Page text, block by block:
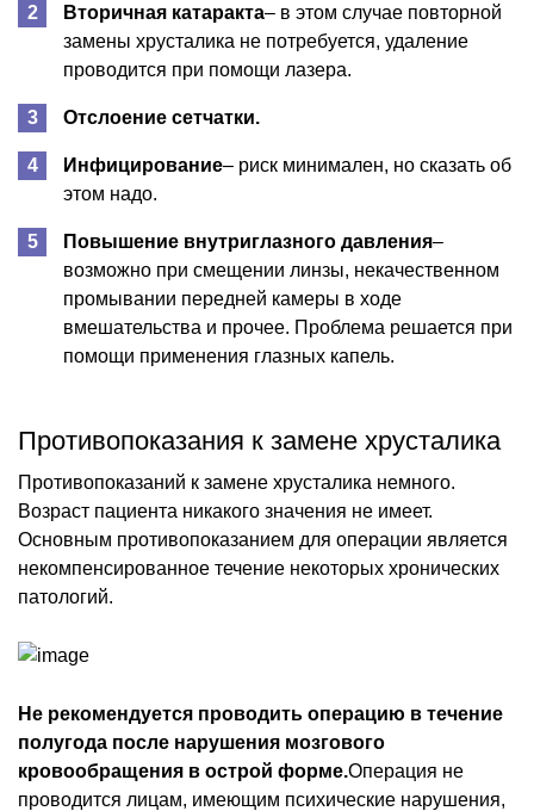
Вторичная катаракта– в этом случае повторной
замены хрусталика не потребуется, удаление
проводится при помощи лазера.
Отслоение сетчатки.
Инфицирование– риск минимален, но сказать об
этом надо.
Повышение внутриглазного давления–
возможно при смещении линзы, некачественном
промывании передней камеры в ходе
вмешательства и прочее. Проблема решается при
помощи применения глазных капель.
Противопоказания к замене хрусталика
Противопоказаний к замене хрусталика немного.
Возраст пациента никакого значения не имеет.
Основным противопоказанием для операции является
некомпенсированное течение некоторых хронических
патологий.
Не рекомендуется проводить операцию в течение
полугода после нарушения мозгового
кровообращения в острой форме.Операция не
проводится лицам, имеющим психические нарушения,